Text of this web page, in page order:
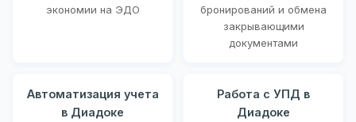
экономии на ЭДО
бронирований и обмена
закрывающими
документами
Автоматизация учета
в Диадоке
Работа с УПД в
Диадоке